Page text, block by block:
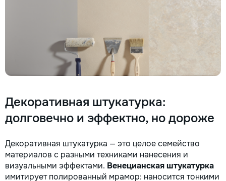
Декоративная штукатурка:
долговечно и эффектно, но дороже
Декоративная штукатурка — это целое семейство
материалов с разными техниками нанесения и
визуальными эффектами. Венецианская штукатурка
имитирует полированный мрамор: наносится тонкими